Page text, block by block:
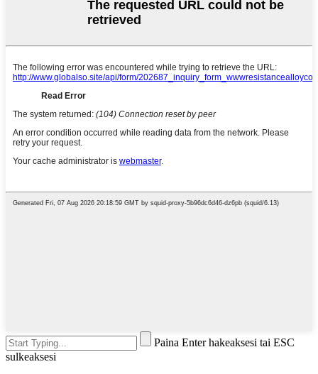
Paina Enter hakeaksesi tai ESC
sulkeaksesi